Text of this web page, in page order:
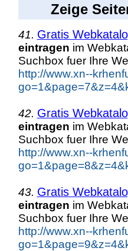
Zeige
41. Gratis
eintragen im
Suchbox fuer Ihre
http://www.xn--
42. Gratis
eintragen im
Suchbox fuer Ihre
http://www.xn--
43. Gratis
eintragen im
Suchbox fuer Ihre
http://www.xn--